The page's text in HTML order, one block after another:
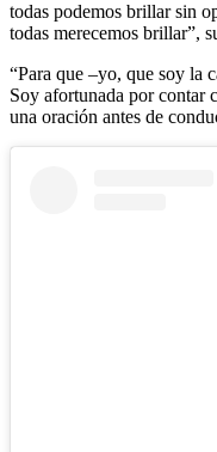
todas podemos brillar sin
todas merecemos brillar”,
“Para que –yo, que soy la
Soy afortunada por contar
una oración antes de